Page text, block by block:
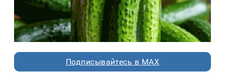
Подписывайтесь в MAX